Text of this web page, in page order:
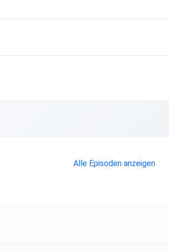
Alle Episoden anzeigen